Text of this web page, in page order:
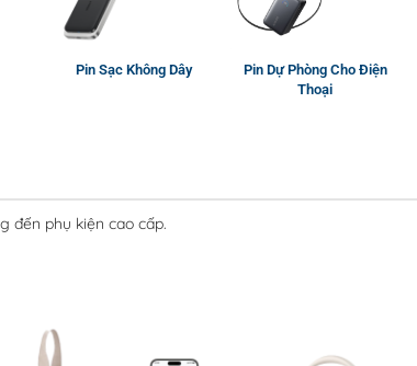
Pin Sạc Không Dây
Pin Dự Phòng Cho Điện
Thoại
đến phụ kiện cao cấp.